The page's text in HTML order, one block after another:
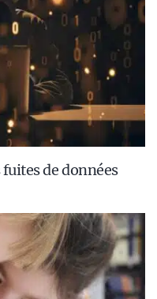
fuites de données